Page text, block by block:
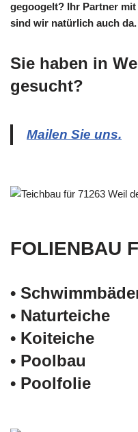
gegoogelt? Ihr Partner
sind wir natürlich auch da.
Sie haben in
gesucht?
Mailen Sie uns.
FOLIENBAU
•
• Naturteiche
• Koiteiche
• Poolbau
• Poolfolie